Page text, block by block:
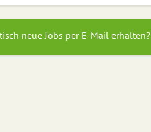
neue Jobs per E-Mail erhalten?